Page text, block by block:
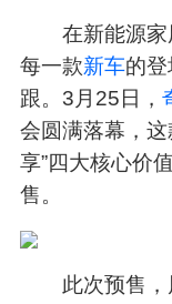
在新能源家
每一款新车的登
跟。3月25日，
会圆满落幕，这
享”四大核心价
售。
此次预售